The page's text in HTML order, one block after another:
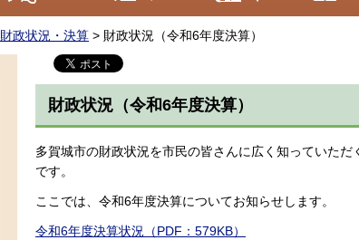
財政状況・決算 > 財政状況（令和6年度決算）
財政状況（令和6年度決算）
多賀城市の財政状況を市民の皆さんに広く知っていた
です。
ここでは、令和6年度決算についてお知らせします。
令和6年度決算状況（PDF：579KB）